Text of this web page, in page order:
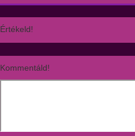
Értékeld!
Kommentáld!